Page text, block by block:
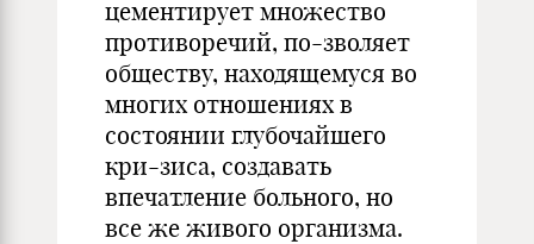
цементирует множество
противоречий, по-зволяет
обществу, находящемуся во
многих отношениях в
состоянии глубочайшего
кри-зиса, создавать
впечатление больного, но
все же живого организма.